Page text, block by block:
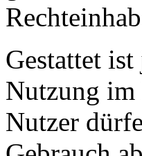
Gestattet
Nutzung im
Nutzer